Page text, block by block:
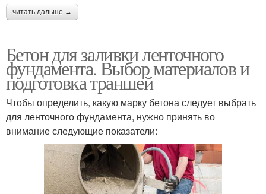
читать дальше →
Бетон для заливки ленточного
фундамента. Выбор материалов и
подготовка траншей
Чтобы определить, какую марку бетона следует выбрать
для ленточного фундамента, нужно принять во
внимание следующие показатели: